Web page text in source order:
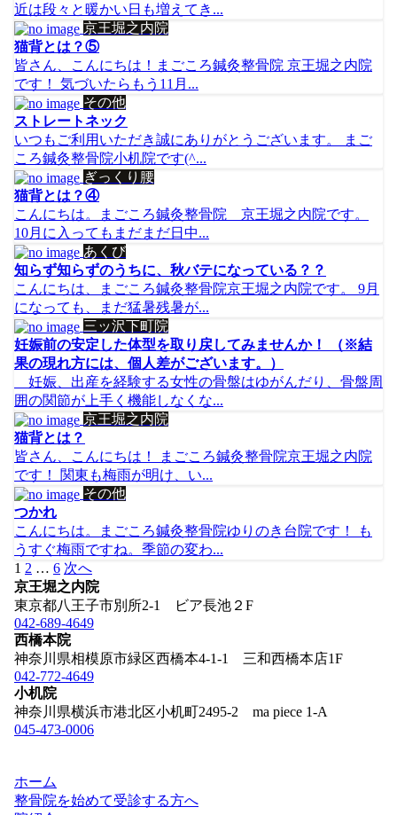
近は段々と暖かい日も増えてき...
京王堀之内院
猫背とは？⑤
皆さん、こんにちは！まごころ鍼灸整骨院 京王堀之内院
です！ 気づいたらもう11月...
その他
ストレートネック
いつもご利用いただき誠にありがとうございます。 まご
ころ鍼灸整骨院小机院です(^...
ぎっくり腰
猫背とは？④
こんにちは。まごころ鍼灸整骨院 京王堀之内院です。
10月に入ってもまだまだ日中...
あくび
知らず知らずのうちに、秋バテになっている？？
こんにちは、まごころ鍼灸整骨院京王堀之内院です。 9月
になっても、まだ猛暑残暑が...
三ッ沢下町院
妊娠前の安定した体型を取り戻してみませんか！ （※結
果の現れ方には、個人差がございます。）
妊娠、出産を経験する女性の骨盤はゆがんだり、骨盤周
囲の関節が上手く機能しなくな...
京王堀之内院
猫背とは？
皆さん、こんにちは！ まごころ鍼灸整骨院京王堀之内院
です！ 関東も梅雨が明け、い...
その他
つかれ
こんにちは。まごころ鍼灸整骨院ゆりのき台院です！ も
うすぐ梅雨ですね。季節の変わ...
投
稿
の
ペ
ー
ジ
送
り
1 2 … 6 次へ
京王堀之内院
東京都八王子市別所2-1 ビア長池２F
042-689-4649
西橋本院
神奈川県相模原市緑区西橋本4-1-1 三和西橋本店1F
042-772-4649
小机院
神奈川県横浜市港北区小机町2495-2 ma piece 1-A
045-473-0006
ホーム
整骨院を始めて受診する方へ